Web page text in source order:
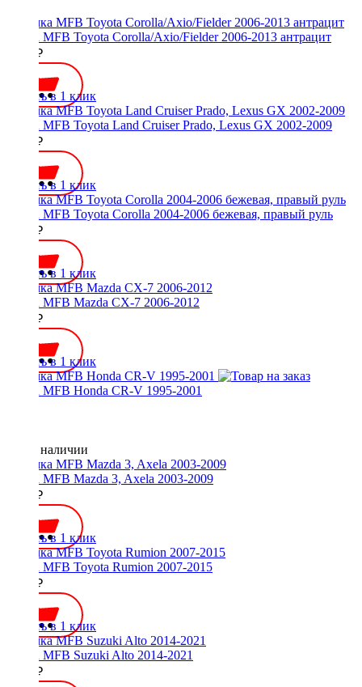
Рамка MFB Toyota Corolla/Axio/Fielder 2006-2013 антрацит
1500 ₽
Купить в 1 клик
Рамка MFB Toyota Land Cruiser Prado, Lexus GX 2002-2009
1800 ₽
Купить в 1 клик
Рамка MFB Toyota Corolla 2004-2006 бежевая, правый руль
2000 ₽
Купить в 1 клик
Рамка MFB Mazda CX-7 2006-2012
2000 ₽
Купить в 1 клик
Рамка MFB Honda CR-V 1995-2001
Нет в наличии
Рамка MFB Mazda 3, Axela 2003-2009
2000 ₽
Купить в 1 клик
Рамка MFB Toyota Rumion 2007-2015
2700 ₽
Купить в 1 клик
Рамка MFB Suzuki Alto 2014-2021
2000 ₽